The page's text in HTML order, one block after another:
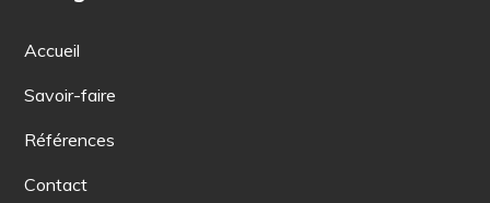
Accueil
Savoir-faire
Références
Contact